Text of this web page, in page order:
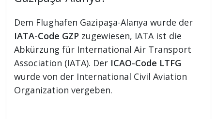
Dem Flughafen Gazipaşa-Alanya wurde der
IATA-Code GZP zugewiesen, IATA ist die
Abkürzung für International Air Transport
Association (IATA). Der ICAO-Code LTFG
wurde von der International Civil Aviation
Organization vergeben.